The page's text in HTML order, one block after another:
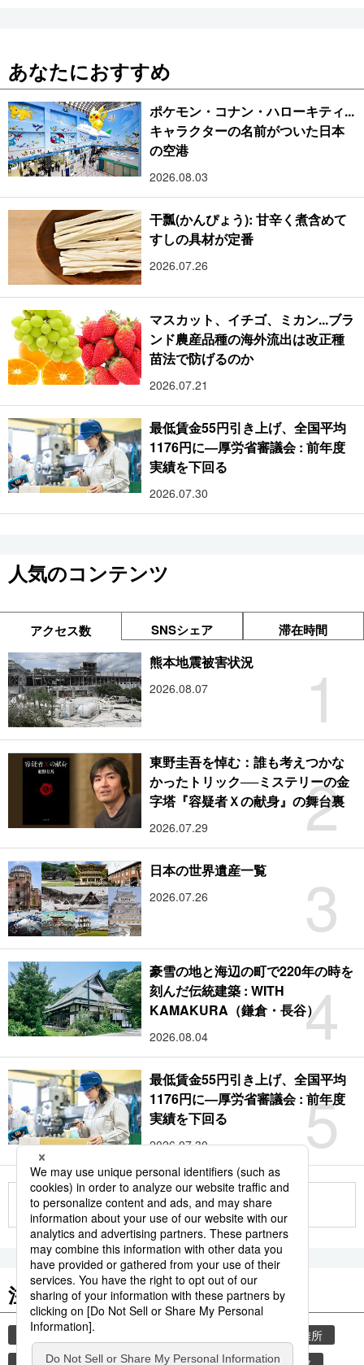
あなたにおすすめ
ポケモン・コナン・ハローキティ...
キャラクターの名前がついた日本
の空港
2026.08.03
干瓢(かんぴょう): 甘辛く煮含めて
すしの具材が定番
2026.07.26
マスカット、イチゴ、ミカン...ブラ
ンド農産品種の海外流出は改正種
苗法で防げるのか
2026.07.21
最低賃金55円引き上げ、全国平均
1176円に―厚労省審議会 : 前年度
実績を下回る
2026.07.30
人気のコンテンツ
アクセス数 SNSシェア 滞在時間
1
熊本地震被害状況
2026.08.07
2
東野圭吾を悼む：誰も考えつかな
かったトリック──ミステリーの金
字塔『容疑者Ｘの献身』の舞台裏
2026.07.29
3
日本の世界遺産一覧
2026.07.26
4
豪雪の地と海辺の町で220年の時を
刻んだ伝統建築 : WITH
KAMAKURA（鎌倉・長谷）
2026.08.04
5
最低賃金55円引き上げ、全国平均
1176円に―厚労省審議会 : 前年度
実績を下回る
2026.07.30
もっと見る
注目のキーワード
共同通信ニュース
避難所